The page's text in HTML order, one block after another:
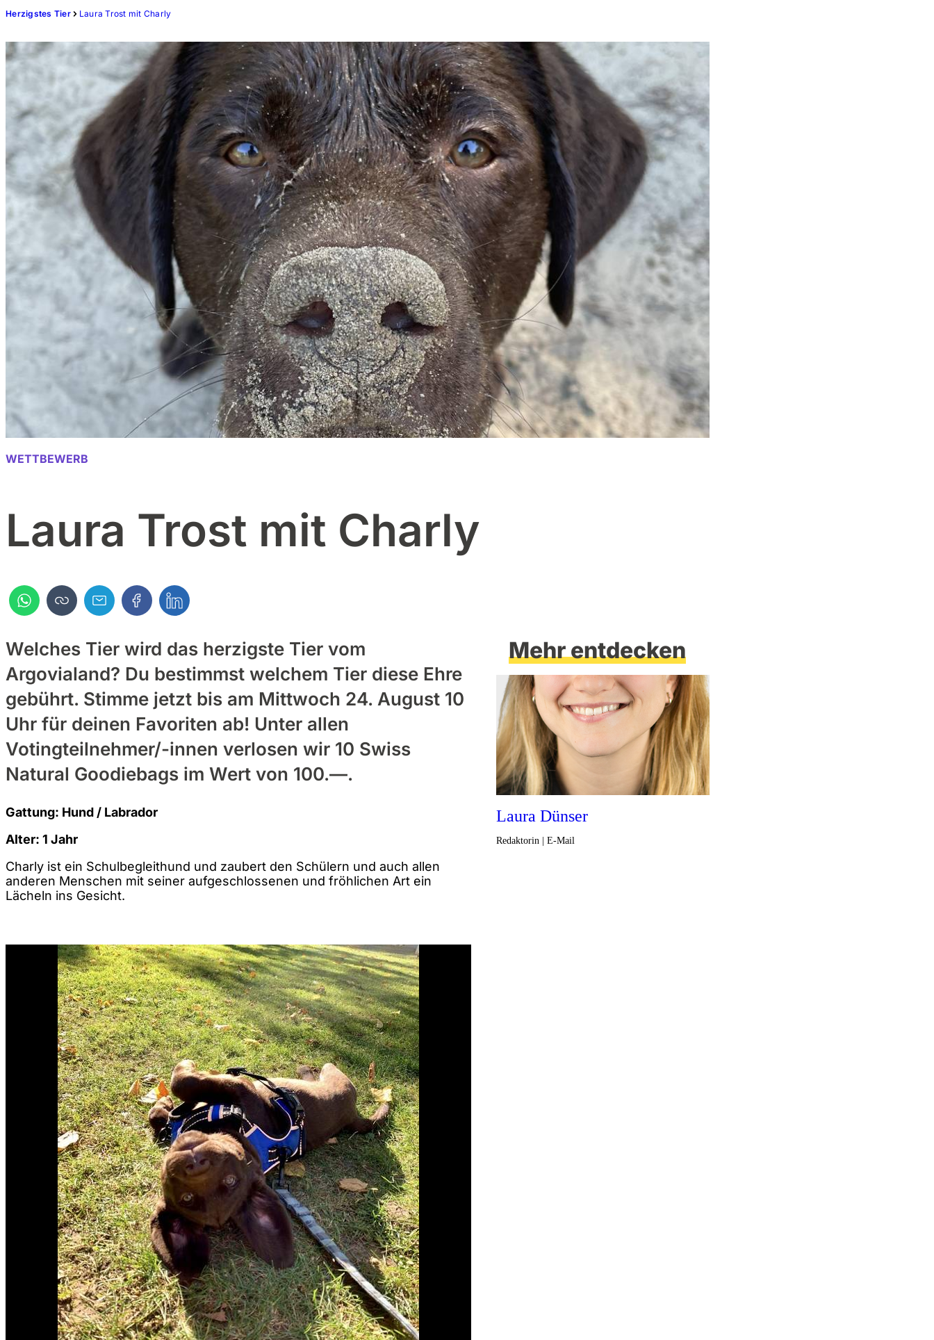
Herzigstes Tier Laura Trost mit Charly
WETTBEWERB
Laura Trost mit Charly
Welches Tier wird das herzigste Tier vom
Argovialand? Du bestimmst welchem Tier diese Ehre
gebührt. Stimme jetzt bis am Mittwoch 24. August 10
Uhr für deinen Favoriten ab! Unter allen
Votingteilnehmer/-innen verlosen wir 10 Swiss
Natural Goodiebags im Wert von 100.—.
Gattung: Hund / Labrador
Alter: 1 Jahr
Charly ist ein Schulbegleithund und zaubert den Schülern und auch allen
anderen Menschen mit seiner aufgeschlossenen und fröhlichen Art ein
Lächeln ins Gesicht.
Mehr entdecken
Laura Dünser
Redaktorin | E-Mail